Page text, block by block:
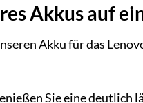
Akkus auf
Akku für das
Sie eine deutlich